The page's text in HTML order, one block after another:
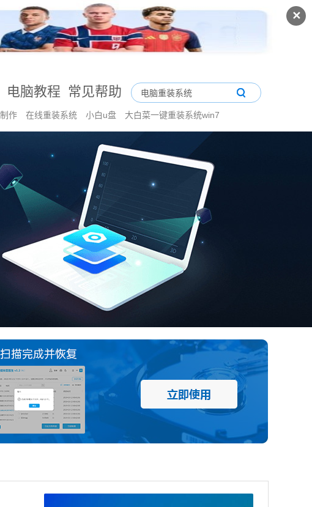
✕
电脑教程 常见帮助
作 在线重装系统 小白u盘 大白菜一键重装系统win7